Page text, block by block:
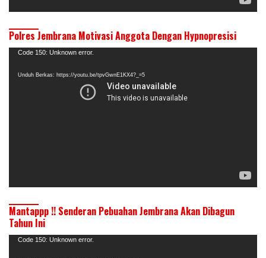
Polres Jembrana Motivasi Anggota Dengan Hypnopresisi
Pemutar
Code 150: Unknown error.
Unduh Berkas: https://youtu.be/tpvGwnE1KX4?_=5
Mantappp !! Senderan Pebuahan Jembrana Akan Dibagun
Tahun Ini
Pemutar
Code 150: Unknown error.